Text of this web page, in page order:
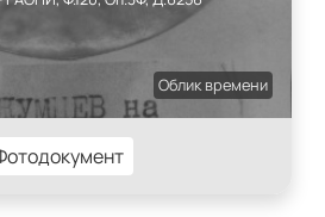
Облик времени